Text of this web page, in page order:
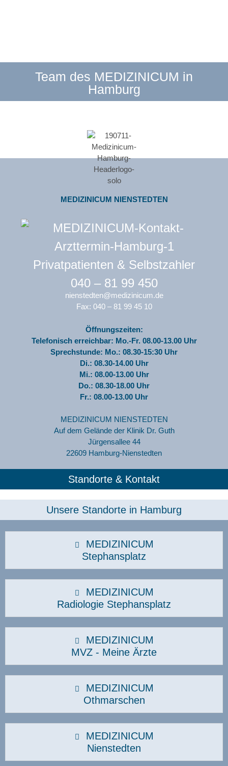
Team des MEDIZINICUM in
Hamburg
MEDIZINICUM NIENSTEDTEN
Privatpatienten & Selbstzahler
040 – 81 99 450
nienstedten@medizinicum.de
Fax: 040 – 81 99 45 10
Öffnungszeiten:
Telefonisch erreichbar: Mo.-Fr. 08.00-13.00 Uhr
Sprechstunde: Mo.: 08.30-15:30 Uhr
Di.: 08.30-14.00 Uhr
Mi.: 08.00-13.00 Uhr
Do.: 08.30-18.00 Uhr
Fr.: 08.00-13.00 Uhr
MEDIZINICUM NIENSTEDTEN
Auf dem Gelände der Klinik Dr. Guth
Jürgensallee 44
22609 Hamburg-Nienstedten
Standorte & Kontakt
Unsere Standorte in Hamburg​
MEDIZINICUM
Stephansplatz
MEDIZINICUM
Radiologie Stephansplatz
MEDIZINICUM
MVZ - Meine Ärzte
MEDIZINICUM
Othmarschen
MEDIZINICUM
Nienstedten